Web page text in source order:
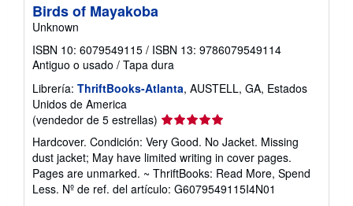
Birds of Mayakoba
Unknown
ISBN 10: 6079549115 / ISBN 13: 9786079549114
Antiguo o usado / Tapa dura
Librería: ThriftBooks-Atlanta, AUSTELL, GA, Estados
Unidos de America
(vendedor de 5 estrellas) Calificación
del
vendedor:
5
de
5
Hardcover. Condición: Very Good. No Jacket. Missing
dust jacket; May have limited writing in cover pages.
Pages are unmarked. ~ ThriftBooks: Read More, Spend
Less. Nº de ref. del artículo: G6079549115I4N01